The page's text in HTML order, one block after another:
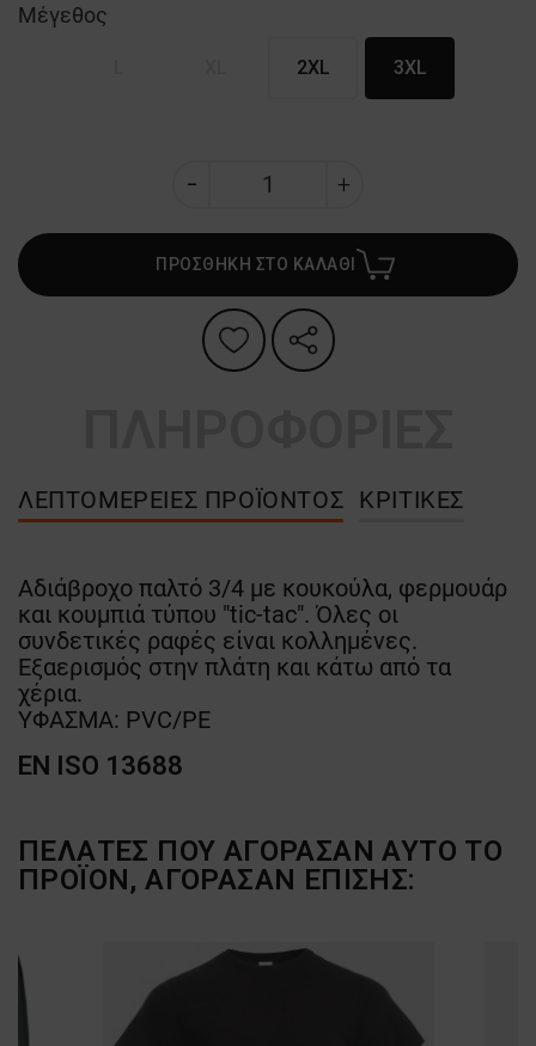
Μέγεθος
2XL 3XL
ΠΡΟΣΘΗΚΗ ΣΤΟ ΚΑΛΑΘΙ
ΛΕΠΤΟΜΈΡΕΙΕΣ ΠΡΟΪΌΝΤΟΣ ΚΡΙΤΙΚΈΣ
Αδιάβροχο παλτό 3/4 με κουκούλα, φερμουάρ
και κουμπιά τύπου "tic-tac". Όλες οι
συνδετικές ραφές είναι κολλημένες.
Εξαερισμός στην πλάτη και κάτω από τα
χέρια.
ΥΦΑΣΜΑ: PVC/PE
EN ISO 13688
ΠΕΛΆΤΕΣ ΠΟΥ ΑΓΌΡΑΣΑΝ ΑΥΤΌ ΤΟ
ΠΡΟΪΌΝ, ΑΓΌΡΑΣΑΝ ΕΠΊΣΗΣ: